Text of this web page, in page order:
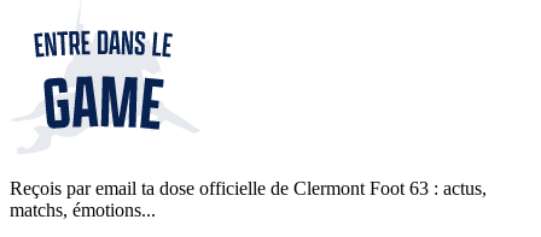
Reçois par email ta dose officielle de Clermont Foot 63 : actus,
matchs, émotions...